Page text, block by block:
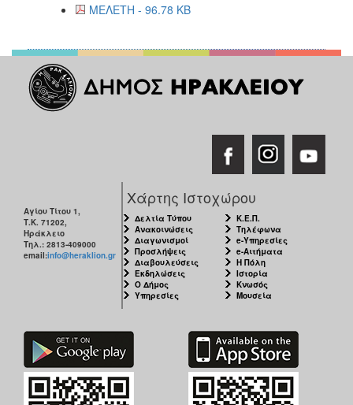
ΜΕΛΕΤΗ - 96.78 KB
Αγίου Τίτου 1,
Τ.Κ. 71202,
Ηράκλειο
Τηλ.: 2813-409000
email:info@heraklion.gr
Χάρτης Ιστοχώρου
Δελτία Τύπου
Ανακοινώσεις
Διαγωνισμοί
Προσλήψεις
Διαβουλεύσεις
Εκδηλώσεις
Ο Δήμος
Υπηρεσίες
Κ.Ε.Π.
Τηλέφωνα
e-Υπηρεσίες
e-Αιτήματα
Η Πόλη
Ιστορία
Κνωσός
Μουσεία